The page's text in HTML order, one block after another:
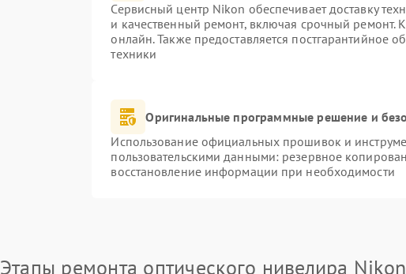
Сервисный центр Nikon обеспечивает доставку
и качественный ремонт, включая срочный ремонт.
онлайн. Также предоставляется постгарантийное
техники
Оригинальные программные решение и
Использование официальных прошивок и
пользовательскими данными: резервное
восстановление информации при необходимости
Этапы ремонта оптического нивелира Nikon